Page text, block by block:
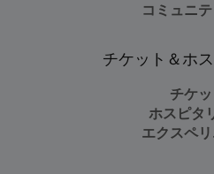
コミュニ
チケット＆ホ
チケッ
ホスピタ
エクスペ